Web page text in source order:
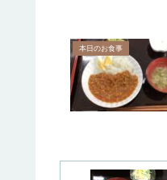
本日のお食事